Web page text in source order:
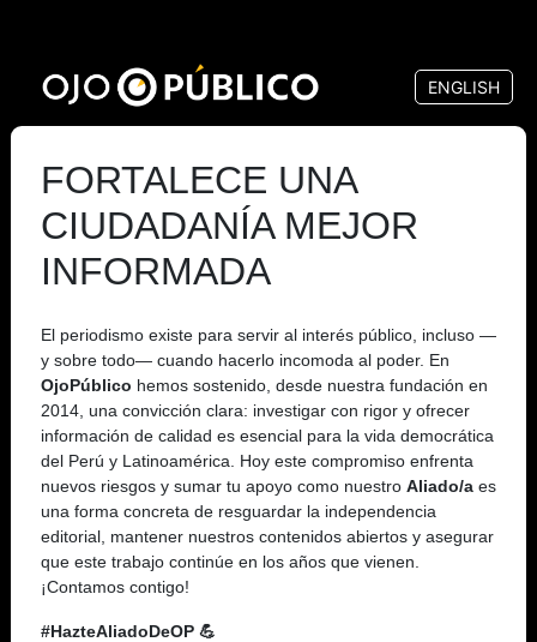
contenido
principal
ENGLISH
FORTALECE UNA
CIUDADANÍA MEJOR
INFORMADA
El periodismo existe para servir al interés público, incluso —
y sobre todo— cuando hacerlo incomoda al poder. En
OjoPúblico hemos sostenido, desde nuestra fundación en
2014, una convicción clara: investigar con rigor y ofrecer
información de calidad es esencial para la vida democrática
del Perú y Latinoamérica. Hoy este compromiso enfrenta
nuevos riesgos y sumar tu apoyo como nuestro Aliado/a es
una forma concreta de resguardar la independencia
editorial, mantener nuestros contenidos abiertos y asegurar
que este trabajo continúe en los años que vienen.
¡Contamos contigo!
#HazteAliadoDeOP 💪